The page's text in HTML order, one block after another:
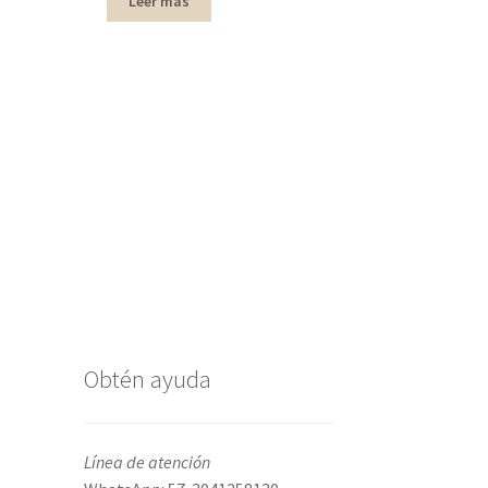
Obtén ayuda
Línea de atención